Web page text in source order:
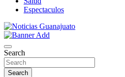
Espectaculos
Noticias Guanajuato
Search
Search